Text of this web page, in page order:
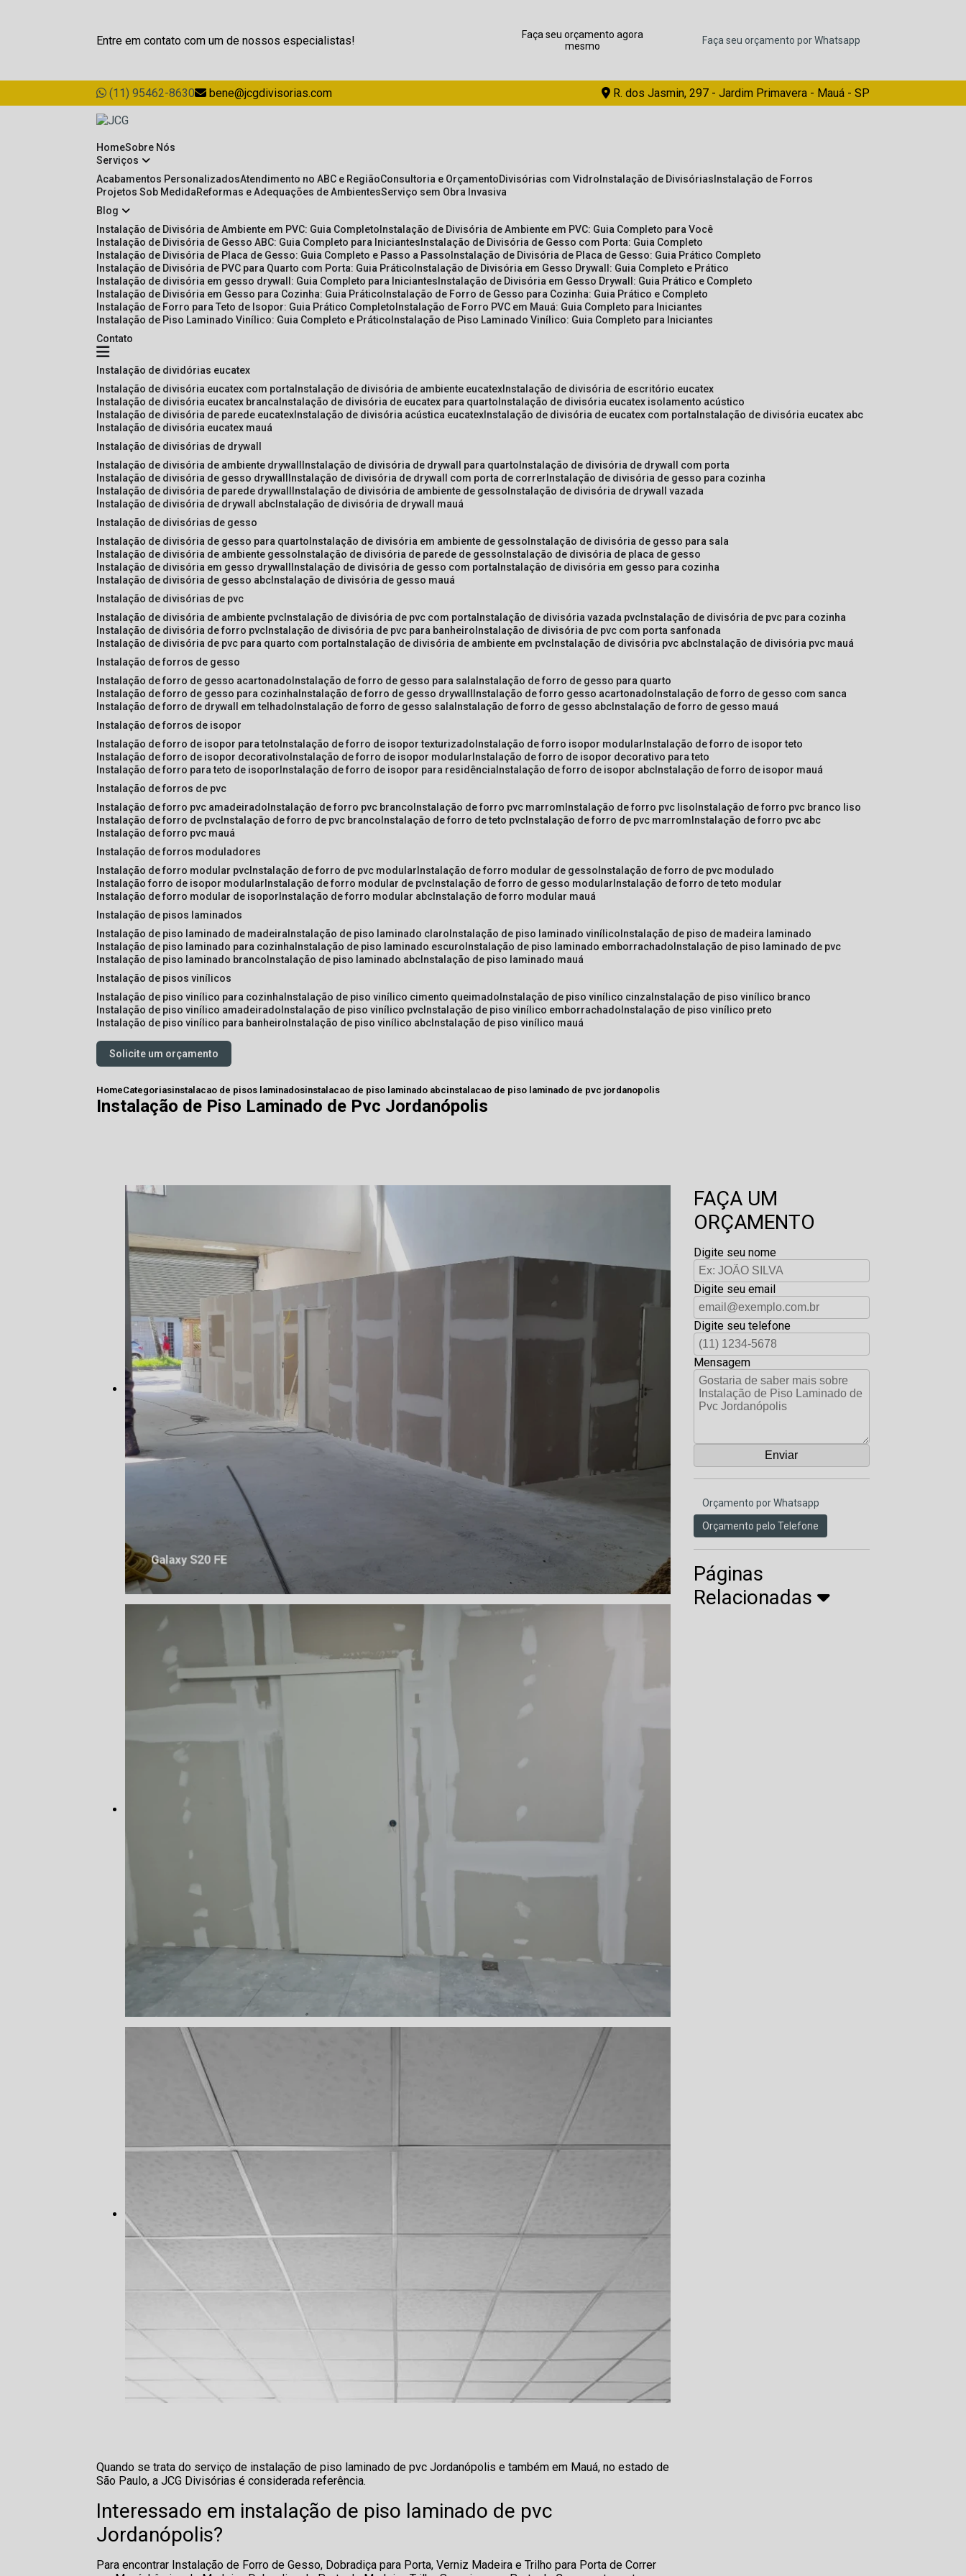
Entre em contato com um de nossos especialistas!
Faça seu orçamento agora
mesmo
Faça seu orçamento por Whatsapp
(11) 95462-8630 bene@jcgdivisorias.com R. dos Jasmin, 297 - Jardim Primavera - Mauá - SP
Home Sobre Nós
Serviços
Acabamentos Personalizados Atendimento no ABC e Região Consultoria e Orçamento Divisórias com Vidro Instalação de Divisórias Instalação de Forros
Projetos Sob Medida
Reformas e Adequações de Ambientes Serviço sem Obra Invasiva
Blog
Instalação de Divisória de Ambiente em PVC: Guia Completo Instalação de Divisória de Ambiente em PVC: Guia Completo para Você
Instalação de Divisória de Gesso ABC: Guia Completo para Iniciantes Instalação de Divisória de Gesso com Porta: Guia Completo
Instalação de Divisória de Placa de Gesso: Guia Completo e Passo a Passo Instalação de Divisória de Placa de Gesso: Guia Prático Completo
Instalação de Divisória de PVC para Quarto com Porta: Guia Prático Instalação de Divisória em Gesso Drywall: Guia Completo e Prático
Instalação de divisória em gesso drywall: Guia Completo para Iniciantes Instalação de Divisória em Gesso Drywall: Guia Prático e Completo
Instalação de Divisória em Gesso para Cozinha: Guia Prático Instalação de Forro de Gesso para Cozinha: Guia Prático e Completo
Instalação de Forro para Teto de Isopor: Guia Prático Completo Instalação de Forro PVC em Mauá: Guia Completo para Iniciantes
Instalação de Piso Laminado Vinílico: Guia Completo e Prático Instalação de Piso Laminado Vinílico: Guia Completo para Iniciantes
Contato
instalação de dividórias eucatex
instalação de divisória eucatex com porta instalação de divisória de ambiente eucatex instalação de divisória de escritório eucatex
instalação de divisória eucatex branca instalação de divisória de eucatex para quarto instalação de divisória eucatex isolamento acústico
instalação de divisória de parede eucatex instalação de divisória acústica eucatex instalação de divisória de eucatex com porta instalação de divisória eucatex abc
instalação de divisória eucatex mauá
instalação de divisórias de drywall
instalação de divisória de ambiente drywall
instalação de divisória de drywall para quarto instalação de divisória de drywall com porta
instalação de divisória de gesso drywall
instalação de divisória de drywall com porta de correr instalação de divisória de gesso para cozinha
instalação de divisória de parede drywall
instalação de divisória de ambiente de gesso instalação de divisória de drywall vazada
instalação de divisória de drywall abc instalação de divisória de drywall mauá
instalação de divisórias de gesso
instalação de divisória de gesso para quarto instalação de divisória em ambiente de gesso instalação de divisória de gesso para sala
instalação de divisória de ambiente gesso instalação de divisória de parede de gesso instalação de divisória de placa de gesso
instalação de divisória em gesso drywall
instalação de divisória de gesso com porta instalação de divisória em gesso para cozinha
instalação de divisória de gesso abc instalação de divisória de gesso mauá
instalação de divisórias de pvc
instalação de divisória de ambiente pvc instalação de divisória de pvc com porta instalação de divisória vazada pvc instalação de divisória de pvc para cozinha
instalação de divisória de forro pvc instalação de divisória de pvc para banheiro instalação de divisória de pvc com porta sanfonada
instalação de divisória de pvc para quarto com porta instalação de divisória de ambiente em pvc instalação de divisória pvc abc instalação de divisória pvc mauá
instalação de forros de gesso
instalação de forro de gesso acartonado instalação de forro de gesso para sala instalação de forro de gesso para quarto
instalação de forro de gesso para cozinha instalação de forro de gesso drywall instalação de forro gesso acartonado instalação de forro de gesso com sanca
instalação de forro de drywall em telhado instalação de forro de gesso sala instalação de forro de gesso abc instalação de forro de gesso mauá
instalação de forros de isopor
instalação de forro de isopor para teto instalação de forro de isopor texturizado instalação de forro isopor modular instalação de forro de isopor teto
instalação de forro de isopor decorativo instalação de forro de isopor modular instalação de forro de isopor decorativo para teto
instalação de forro para teto de isopor instalação de forro de isopor para residência instalação de forro de isopor abc instalação de forro de isopor mauá
instalação de forros de pvc
instalação de forro pvc amadeirado instalação de forro pvc branco instalação de forro pvc marrom instalação de forro pvc liso instalação de forro pvc branco liso
instalação de forro de pvc instalação de forro de pvc branco instalação de forro de teto pvc instalação de forro de pvc marrom instalação de forro pvc abc
instalação de forro pvc mauá
instalação de forros moduladores
instalação de forro modular pvc instalação de forro de pvc modular instalação de forro modular de gesso instalação de forro de pvc modulado
instalação forro de isopor modular instalação de forro modular de pvc instalação de forro de gesso modular instalação de forro de teto modular
instalação de forro modular de isopor instalação de forro modular abc instalação de forro modular mauá
instalação de pisos laminados
instalação de piso laminado de madeira instalação de piso laminado claro instalação de piso laminado vinílico instalação de piso de madeira laminado
instalação de piso laminado para cozinha instalação de piso laminado escuro instalação de piso laminado emborrachado instalação de piso laminado de pvc
instalação de piso laminado branco instalação de piso laminado abc instalação de piso laminado mauá
instalação de pisos vinílicos
instalação de piso vinílico para cozinha instalação de piso vinílico cimento queimado instalação de piso vinílico cinza instalação de piso vinílico branco
instalação de piso vinílico amadeirado instalação de piso vinílico pvc instalação de piso vinílico emborrachado instalação de piso vinílico preto
instalação de piso vinílico para banheiro instalação de piso vinílico abc instalação de piso vinílico mauá
Solicite um orçamento
HomeCategoriasinstalacao de pisos laminadosinstalacao de piso laminado abcinstalacao de piso laminado de pvc jordanopolis
Instalação de Piso Laminado de Pvc Jordanópolis
Quando se trata do serviço de instalação de piso laminado de pvc Jordanópolis e também em Mauá, no estado de
São Paulo, a JCG Divisórias é considerada referência.
Interessado em instalação de piso laminado de pvc
Jordanópolis?
Para encontrar Instalação de Forro de Gesso, Dobradiça para Porta, Verniz Madeira e Trilho para Porta de Correr
FAÇA UM
ORÇAMENTO
Digite seu nome
Digite seu email
Digite seu telefone
Mensagem
Orçamento por Whatsapp
Orçamento pelo Telefone
Páginas
Relacionadas